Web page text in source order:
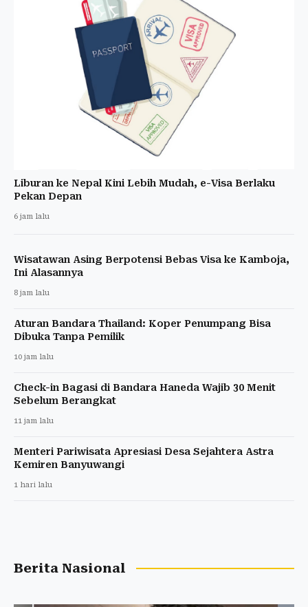
Liburan ke Nepal Kini Lebih Mudah, e-Visa Berlaku
Pekan Depan
6 jam lalu
Wisatawan Asing Berpotensi Bebas Visa ke Kamboja,
Ini Alasannya
8 jam lalu
Aturan Bandara Thailand: Koper Penumpang Bisa
Dibuka Tanpa Pemilik
10 jam lalu
Check-in Bagasi di Bandara Haneda Wajib 30 Menit
Sebelum Berangkat
11 jam lalu
Menteri Pariwisata Apresiasi Desa Sejahtera Astra
Kemiren Banyuwangi
1 hari lalu
Berita Nasional